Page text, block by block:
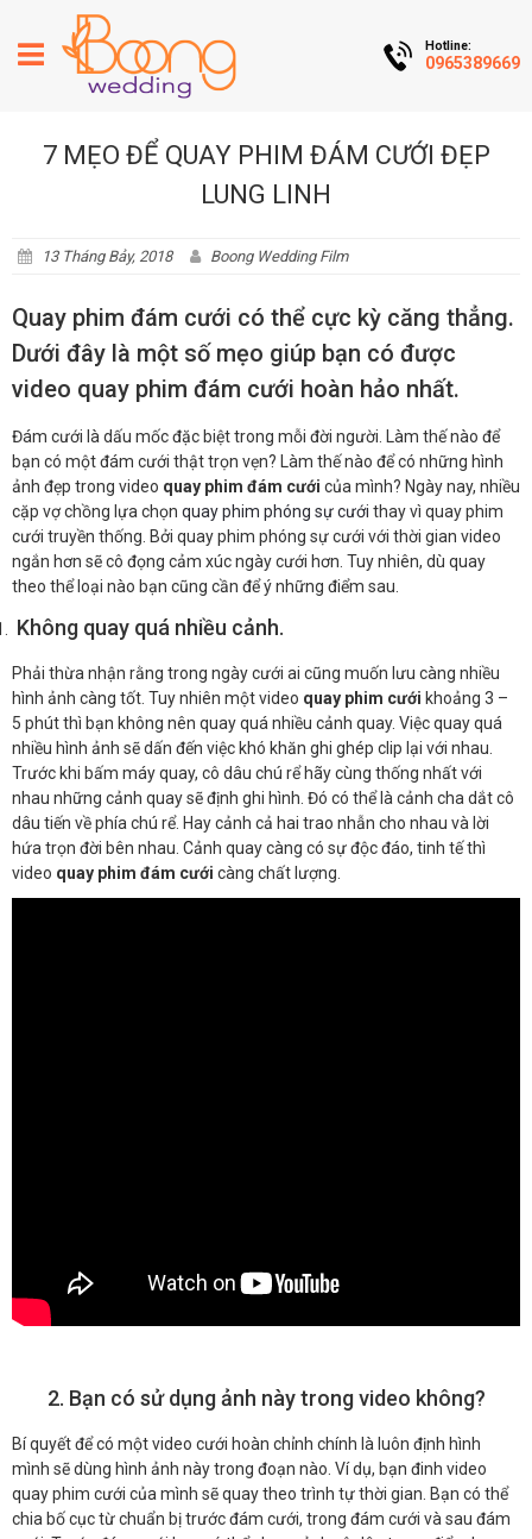
Hotline:
0965389669
7 MẸO ĐỂ QUAY PHIM ĐÁM CƯỚI ĐẸP
LUNG LINH
13 Tháng Bảy, 2018 Boong Wedding Film
Quay phim đám cưới có thể cực kỳ căng thẳng.
Dưới đây là một số mẹo giúp bạn có được
video quay phim đám cưới hoàn hảo nhất.
Đám cưới là dấu mốc đặc biệt trong mỗi đời người. Làm thế nào để
bạn có một đám cưới thật trọn vẹn? Làm thế nào để có những hình
ảnh đẹp trong video quay phim đám cưới của mình? Ngày nay, nhiều
cặp vợ chồng lựa chọn quay phim phóng sự cưới thay vì quay phim
cưới truyền thống. Bởi quay phim phóng sự cưới với thời gian video
ngắn hơn sẽ cô đọng cảm xúc ngày cưới hơn. Tuy nhiên, dù quay
theo thể loại nào bạn cũng cần để ý những điểm sau.
Không quay quá nhiều cảnh.
Phải thừa nhận rằng trong ngày cưới ai cũng muốn lưu càng nhiều
hình ảnh càng tốt. Tuy nhiên một video quay phim cưới khoảng 3 –
5 phút thì bạn không nên quay quá nhiều cảnh quay. Việc quay quá
nhiều hình ảnh sẽ dấn đến việc khó khăn ghi ghép clip lại với nhau.
Trước khi bấm máy quay, cô dâu chú rể hãy cùng thống nhất với
nhau những cảnh quay sẽ định ghi hình. Đó có thể là cảnh cha dắt cô
dâu tiến về phía chú rể. Hay cảnh cả hai trao nhẫn cho nhau và lời
hứa trọn đời bên nhau. Cảnh quay càng có sự độc đáo, tinh tế thì
video quay phim đám cưới càng chất lượng.
2. Bạn có sử dụng ảnh này trong video không?
Bí quyết để có một video cưới hoàn chỉnh chính là luôn định hình
mình sẽ dùng hình ảnh này trong đoạn nào. Ví dụ, bạn đinh video
quay phim cưới của mình sẽ quay theo trình tự thời gian. Bạn có thể
chia bố cục từ chuẩn bị trước đám cưới, trong đám cưới và sau đám